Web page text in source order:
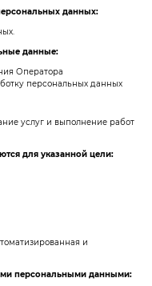
данных:
данные:
Оператора
персональных данных
услуг и выполнение работ
для указанной цели:
и
персональными данными: